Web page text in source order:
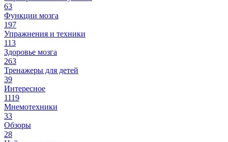
63
Функции мозга
197
Упражнения и техники
113
Здоровье мозга
263
Тренажеры для детей
39
Интересное
1119
Мнемотехники
33
Обзоры
28